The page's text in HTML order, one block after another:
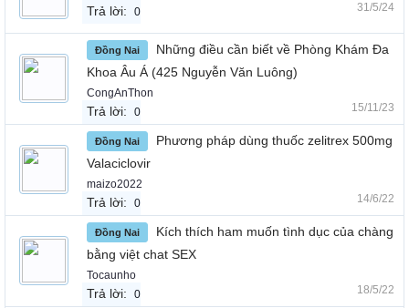
Trả lời: 0 31/5/24
Đồng Nai
Những điều cần biết về Phòng Khám Đa
Khoa Âu Á (425 Nguyễn Văn Luông)
CongAnThon
Trả lời: 0 15/11/23
Đồng Nai
Phương pháp dùng thuốc zelitrex 500mg
Valaciclovir
maizo2022
Trả lời: 0 14/6/22
Đồng Nai
Kích thích ham muốn tình dục của chàng
bằng việt chat SEX
Tocaunho
Trả lời: 0 18/5/22